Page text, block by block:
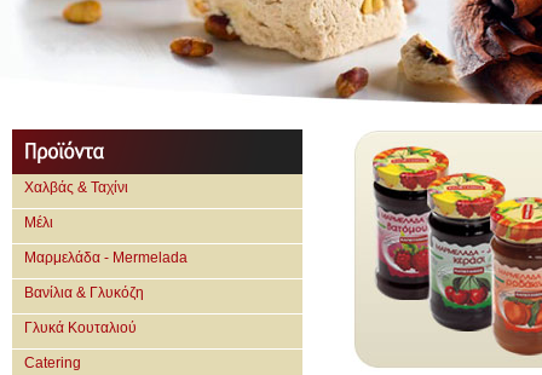
Χαλβάς & Ταχίνι
Μέλι
Μαρμελάδα - Mermelada
Βανίλια & Γλυκόζη
Γλυκά Κουταλιού
Catering